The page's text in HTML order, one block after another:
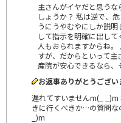
主さんがイヤだと思う
しょうか？ 私は逆で、
うにうやむやにしか説
して指示を明確に出し
人もおられますからね
すが、だからといって
産院が安心できるなら、
お返事ありがとうござい
遅れてすいませんm(_ _)m
きに行くべきか…の質問な
_)m